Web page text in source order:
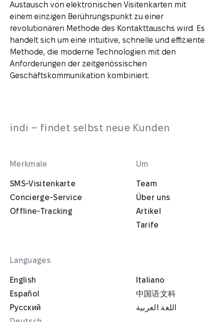
Austausch von elektronischen Visitenkarten mit
einem einzigen Berührungspunkt zu einer
revolutionären Methode des Kontakttauschs wird. Es
handelt sich um eine intuitive, schnelle und effiziente
Methode, die moderne Technologien mit den
Anforderungen der zeitgenössischen
Geschäftskommunikation kombiniert.
indi – findet selbst neue Kunden
Merkmale
SMS-Visitenkarte
Concierge-Service
Offline-Tracking
Um
Team
Über uns
Artikel
Tarife
Languages
English
Español
Русский
Italiano
中国语文科
اللغة العربية